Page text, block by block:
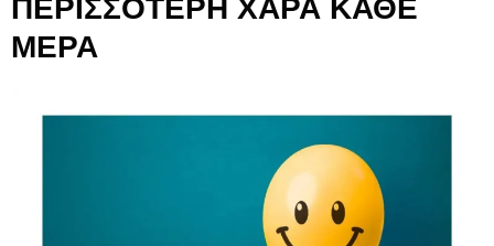
ΠΕΡΙΣΣΟΤΕΡΗ ΧΑΡΑ ΚΑΘΕ
ΜΕΡΑ